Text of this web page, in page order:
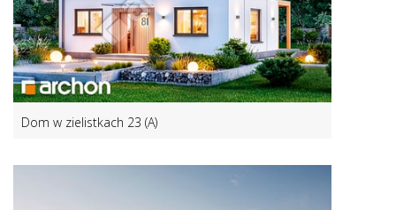
Dom w zielistkach 23 (A)